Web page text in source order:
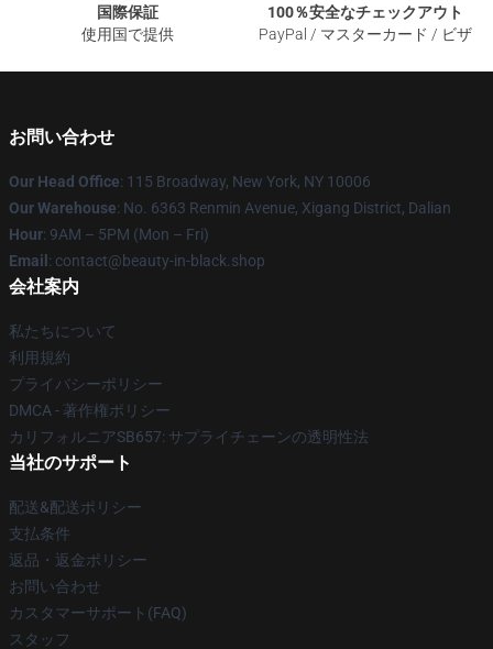
国際保証
使用国で提供
100％安全なチェックアウト
PayPal / マスターカード / ビザ
お問い合わせ
Our Head Office: 115 Broadway, New York, NY 10006
Our Warehouse: No. 6363 Renmin Avenue, Xigang District, Dalian
Hour: 9AM – 5PM (Mon – Fri)
Email : contact@beauty-in-black.shop
会社案内
私たちについて
利用規約
プライバシーポリシー
DMCA - 著作権ポリシー
カリフォルニアSB657: サプライチェーンの透明性法
当社のサポート
配送&配送ポリシー
支払条件
返品・返金ポリシー
お問い合わせ
カスタマーサポート(FAQ)
スタッフ